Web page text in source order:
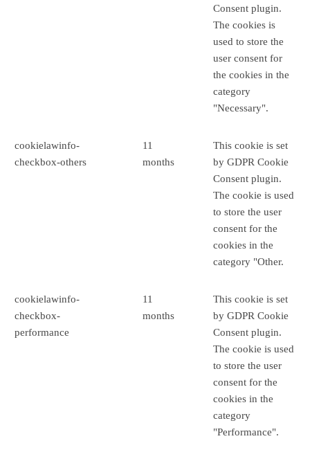
Consent plugin.
The cookies is
used to store the
user consent for
the cookies in the
category
"Necessary".
cookielawinfo-
checkbox-others
11
months
This cookie is set
by GDPR Cookie
Consent plugin.
The cookie is used
to store the user
consent for the
cookies in the
category "Other.
cookielawinfo-
checkbox-
performance
11
months
This cookie is set
by GDPR Cookie
Consent plugin.
The cookie is used
to store the user
consent for the
cookies in the
category
"Performance".